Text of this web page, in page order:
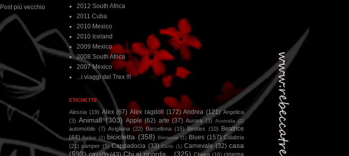
Post più vecchio
2012 South Africa
2011 Cuba
2010 Mexico
2010 Iceland
2009 Mexico
2008 South Africa
2007 Mexico
...i viaggi del Trex !!!
ETICHETTE
Alessia (19) Alex (67) Alex ragdoll (172) Andrea (121) Angelica
(3) Animali (303) Apple (62) arte (37) Aurora (3) Australia (2)
automobile (7) Avigliana (22) Barcellona (15) Beatles (10)
Beatrice
(44) Belize (2) bicicletta (358) Birmania (1) Blues (157) Calabria
(21) camper (9) Cappadocia (33) Carlo (1) Carnevale (32) casa
(593) cavallo (43) Chi si ricorda... (325) Chiara (16) cinema